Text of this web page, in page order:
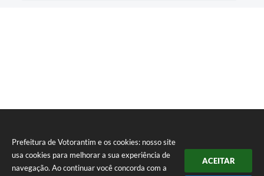
Prefeitura de Votorantim e os cookies: nosso site
usa cookies para melhorar a sua experiência de
navegação. Ao continuar você concorda com a
ACEITAR